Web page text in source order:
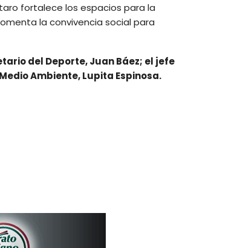
fortalece los espacios para la
la convivencia social para
del Deporte, Juan Báez; el jefe
Ambiente, Lupita Espinosa.